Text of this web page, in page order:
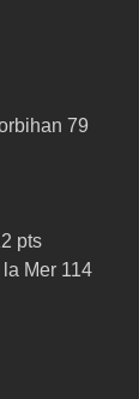
79
pts
Mer 114